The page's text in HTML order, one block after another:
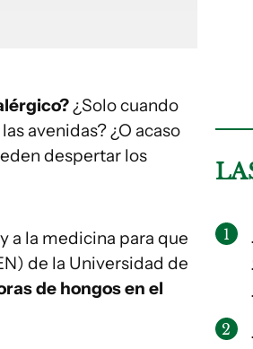
¿Solo cuando
avenidas? ¿O acaso
despertar los
a la medicina para que
de la Universidad de
de hongos en el